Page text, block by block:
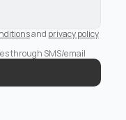
and privacy policy
through SMS/email